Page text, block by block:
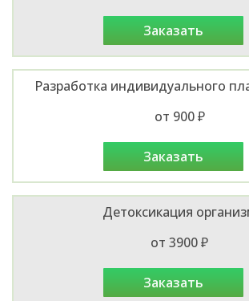
заказать
Разработка индивидуального
от 900 ₽
заказать
Детоксикация
от 3900 ₽
заказать